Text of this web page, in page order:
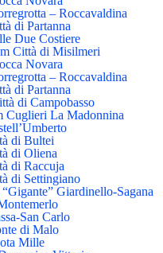
– Roccavaldina
di Partanna
Due Costiere
Città di Misilmeri
Novara
– Roccavaldina
di Partanna
di Campobasso
Cuglieri La Madonnina
di Bultei
di Oliena
di Raccuja
di Settingiano
Giardinello-Sagana
San Carlo
di Malo
Mille